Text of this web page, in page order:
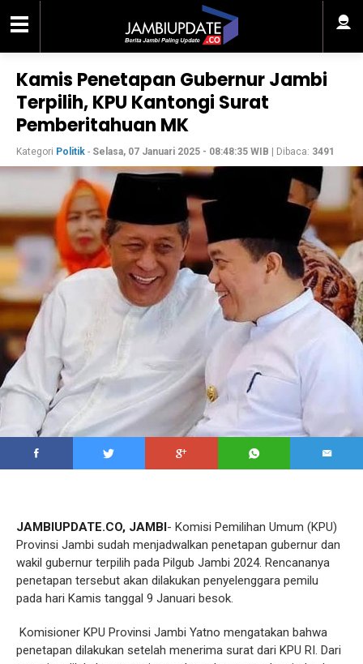
Kamis Penetapan Gubernur Jambi
Terpilih, KPU Kantongi Surat
Pemberitahuan MK
Kategori Politik - Selasa, 07 Januari 2025 - 08:48:35 WIB | Dibaca: 3491
JAMBIUPDATE.CO, JAMBI- Komisi Pemilihan Umum (KPU)
Provinsi Jambi sudah menjadwalkan penetapan gubernur dan
wakil gubernur terpilih pada Pilgub Jambi 2024. Rencananya
penetapan tersebut akan dilakukan penyelenggara pemilu
pada hari Kamis tanggal 9 Januari besok.
Komisioner KPU Provinsi Jambi Yatno mengatakan bahwa
penetapan dilakukan setelah menerima surat dari KPU RI. Dari